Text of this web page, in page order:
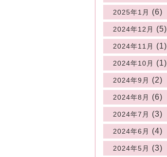
2025年1月 (6)
2024年12月 (5)
2024年11月 (1)
2024年10月 (1)
2024年9月 (2)
2024年8月 (6)
2024年7月 (3)
2024年6月 (4)
2024年5月 (3)